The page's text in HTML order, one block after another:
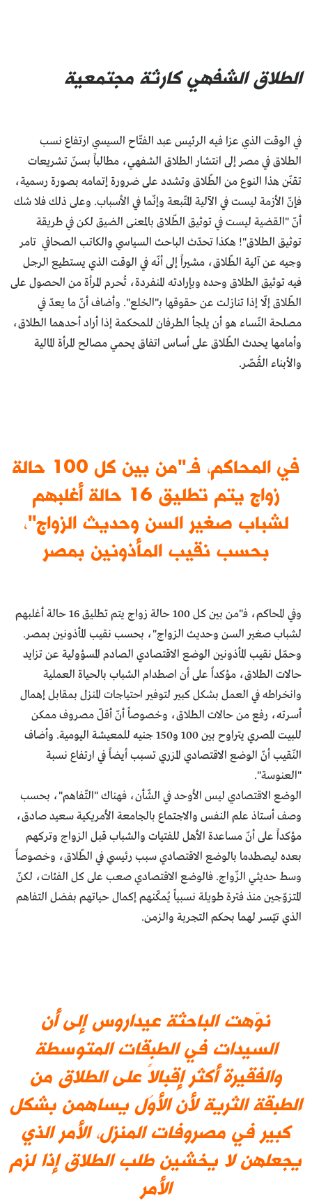
الطلاق الشفهي كارثة مجتمعية
في الوقت الذي عزا فيه الرئيس عبد الفتّاح السيسي ارتفاع نسب
الطلاق في مصر إلى انتشار الطلاق الشفهي، مطالباً بسنّ تشريعات
تقنّن هذا النوع من الطّلاق وتشدد على ضرورة إتمامه بصورة رسمية،
فإنّ الأزمة ليست في الآلية المتّبعة وإنّما في الأسباب. وعلى ذلك فلا شك
أنّ "القضية ليست في توثيق الطّلاق بالمعنى الضيق لكن في طريقة
توثيق الطلاق"! هكذا تحدّث الباحث السياسي والكاتب الصحافي تامر
وجيه عن آلية الطّلاق، مشيراً إلى أنّه في الوقت الذي يستطيع الرجل
فيه توثيق الطلاق وحده وبإرادته المنفردة، تُحرم المرأة من الحصول على
الطّلاق إلّا إذا تنازلت عن حقوقها بـ"الخلع". وأضاف أنّ ما يعدّ في
مصلحة النّساء هو أن يلجأ الطرفان للمحكمة إذا أراد أحدهما الطلاق،
وأمامها يحدث الطّلاق على أساس اتفاق يحمي مصالح المرأة المالية
والأبناء القُصّر.
في المحاكم، فـ"من بين كل 100 حالة
زواج يتم تطليق 16 حالة أغلبهم
لشباب صغير السن وحديث الزواج"،
بحسب نقيب المأذونين بمصر
وفي المحاكم، فـ"من بين كل 100 حالة زواج يتم تطليق 16 حالة أغلبهم
لشباب صغير السن وحديث الزواج"، بحسب نقيب المأذونين بمصر.
وحمّل نقيب المأذونين الوضع الاقتصادي الصادم المسؤولية عن تزايد
حالات الطلاق، مؤكداً على أن اصطدام الشباب بالحياة العملية
وانخراطه في العمل بشكل كبير لتوفير احتياجات المنزل بمقابل إهمال
أسرته، رفع من حالات الطلاق، وخصوصاً أنّ أقلّ مصروف ممكن
للبيت المصري يتراوح بين 100 و150 جنيه للمعيشة اليومية. وأضاف
النّقيب أنّ الوضع الاقتصادي المزري تسبب أيضاً في ارتفاع نسبة
"العنوسة".
الوضع الاقتصادي ليس الأوحد في الشّأن، فهناك "التّفاهم"، بحسب
وصف أستاذ علم النفس والاجتماع بالجامعة الأمريكية سعيد صادق،
مؤكداً على أنّ مساعدة الأهل للفتيات والشباب قبل الزواج وتركهم
بعده ليصطدما بالوضع الاقتصادي سبب رئيسي في الطّلاق، وخصوصاً
وسط حديثي الزّواج. فالوضع الاقتصادي صعب على كل الفئات، لكنّ
المتزوّجين منذ فترة طويلة نسبياً يُمكّنهم إكمال حياتهم بفضل التفاهم
الذي تيّسر لهما بحكم التجربة والزمن.
نوّهت الباحثة عيداروس إلى أن
السيدات في الطبقات المتوسطة
والفقيرة أكثر إقبالاً على الطلاق من
الطبقة الثرية لأن الأوُل يساهمن بشكل
كبير في مصروفات المنزل، الأمر الذي
يجعلهن لا يخشين طلب الطلاق إذا لزم
الأمر